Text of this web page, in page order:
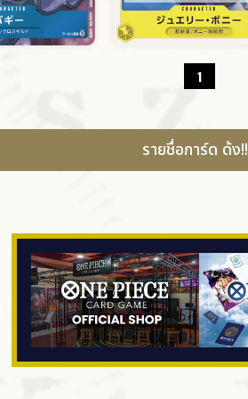
1
รายชื่อการ์ด ด้ง!!